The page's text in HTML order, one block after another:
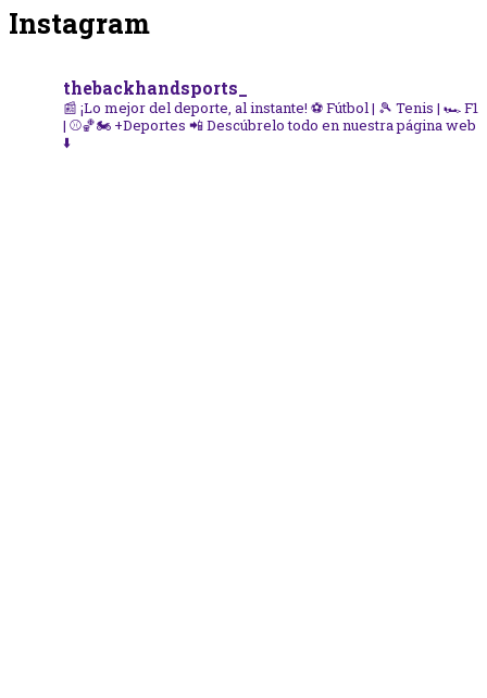
Instagram
thebackhandsports_
📰 ¡Lo mejor del deporte, al instante! ⚽ Fútbol | 🎾 Tenis | 🏎️ F1
| ⚾🏀🏍️ +Deportes 📲 Descúbrelo todo en nuestra página web
⬇️